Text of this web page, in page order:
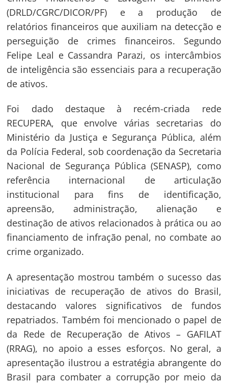
(DRLD/CGRC/DICOR/PF) e a produção de
relatórios financeiros que auxiliam na detecção e
perseguição de crimes financeiros. Segundo
Felipe Leal e Cassandra Parazi, os intercâmbios
de inteligência são essenciais para a recuperação
de ativos.
Foi dado destaque à recém-criada rede
RECUPERA, que envolve várias secretarias do
Ministério da Justiça e Segurança Pública, além
da Polícia Federal, sob coordenação da Secretaria
Nacional de Segurança Pública (SENASP), como
referência internacional de articulação
institucional para fins de identificação,
apreensão, administração, alienação e
destinação de ativos relacionados à prática ou ao
financiamento de infração penal, no combate ao
crime organizado.
A apresentação mostrou também o sucesso das
iniciativas de recuperação de ativos do Brasil,
destacando valores significativos de fundos
repatriados. Também foi mencionado o papel de
da Rede de Recuperação de Ativos – GAFILAT
(RRAG), no apoio a esses esforços. No geral, a
apresentação ilustrou a estratégia abrangente do
Brasil para combater a corrupção por meio da